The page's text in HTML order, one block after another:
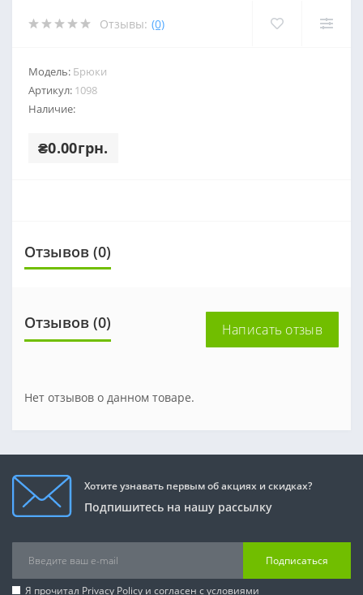
Отзывы: (0)
Модель: Брюки
Артикул: 1098
Наличие:
₴0.00грн.
Отзывов (0)
Отзывов (0) Написать отзыв
Нет отзывов о данном товаре.
Хотите узнавать первым об акциях и скидках?
Подпишитесь на нашу рассылку
Подписаться
Я прочитал Privacy Policy и согласен с условиями